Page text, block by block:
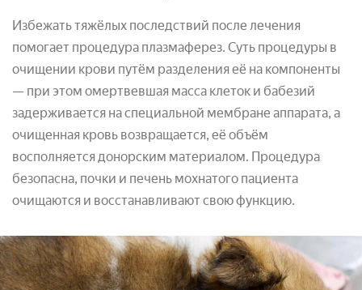
Избежать тяжёлых последствий после лечения
помогает процедура плазмаферез. Суть процедуры в
очищении крови путём разделения её на компоненты
— при этом омертвевшая масса клеток и бабезий
задерживается на специальной мембране аппарата, а
очищенная кровь возвращается, её объём
восполняется донорским материалом. Процедура
безопасна, почки и печень мохнатого пациента
очищаются и восстанавливают свою функцию.